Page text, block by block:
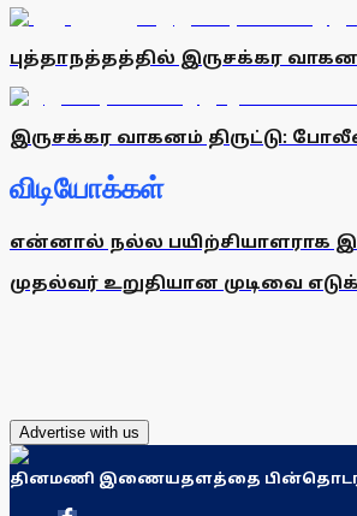
புத்தாநத்தத்தில் இருசக்கர வாகனம்
இருசக்கர வாகனம் திருட்டு:
விடியோக்கள்
என்னால் நல்ல பயிற்சியாளராக
முதல்வர் உறுதியான முடிவை
Advertise with us
தினமணி இணையதளத்தை